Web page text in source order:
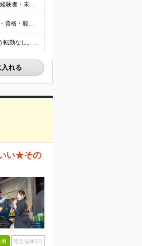
★整備士資格保持者優遇★学歴・年齢不問★整備経験者・既卒者・第二新卒・車業界経験者・未経験者歓迎！ ◎経験や資格を活かしてキャリアアップしたい方 ◎ライフスタイルに合った働き方を求めている方 ◎技術
◆月給25万円～67万円 ※資格・経験・能力を考慮の上、優遇 ※現年収・年齢・経験・資格・能力等、総合的に考慮し、決定します。 ※自動車整備の実務経験がある方はご相談ください！ ※試用期間有(同待遇/
全国各地にある勤務先での募集。3000カ所以上から希望を考慮し決定。 ★転居を伴う転勤なし。 ★遠方からのご応募も歓迎！引越など赴任に伴う費用、家賃は全額負担します（会社規定による）。 ★請負先
れる
い★その
完全週休2日